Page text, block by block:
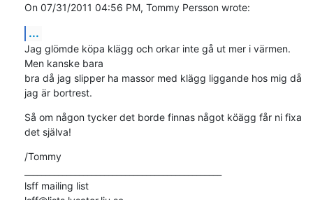
On 07/31/2011 04:56 PM, Tommy Persson wrote:
...
Jag glömde köpa klägg och orkar inte gå ut mer i värmen.
Men kanske bara
bra då jag slipper ha massor med klägg liggande hos mig då
jag är bortrest.
Så om någon tycker det borde finnas något köägg får ni fixa
det själva!
/Tommy
lsff mailing list